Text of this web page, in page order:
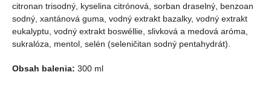
citronan trisodný, kyselina citrónová, sorban draselný, benzoan
sodný, xantánová guma, vodný extrakt bazalky, vodný extrakt
eukalyptu, vodný extrakt boswéllie, slivková a medová aróma,
sukralóza, mentol, selén (seleničitan sodný pentahydrát).
Obsah balenia: 300 ml